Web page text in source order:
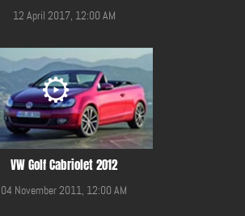
12 April 2017, 12:00 AM
VW Golf Cabriolet 2012
04 November 2011, 12:00 AM